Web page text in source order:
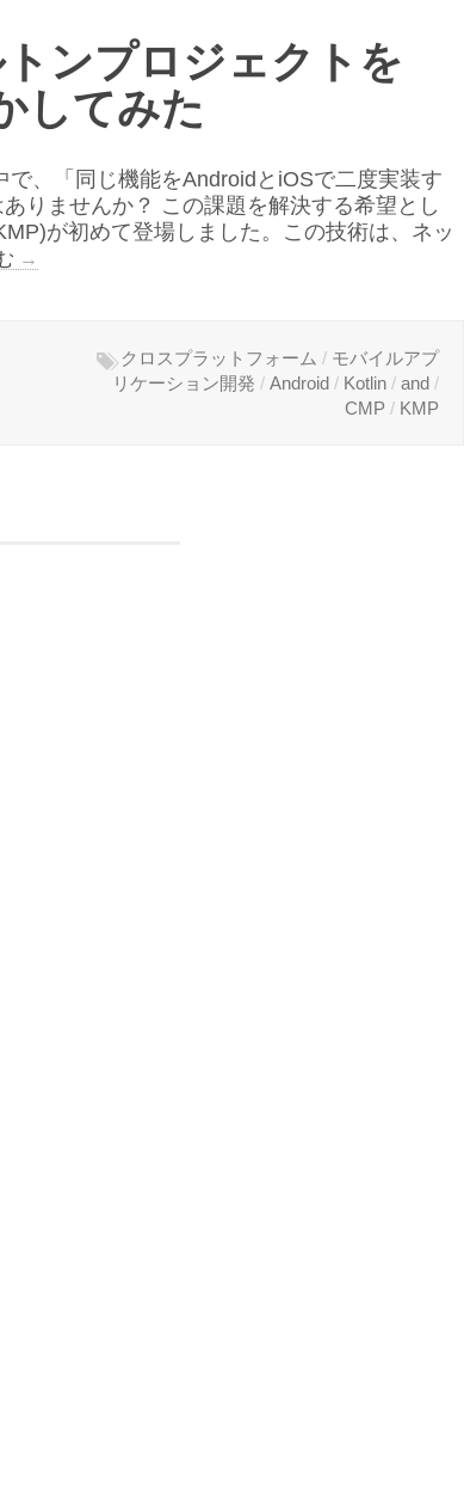
ンプロジェクトを
してみた
、「同じ機能をAndroidとiOSで二度実装す
りませんか？ この課題を解決する希望とし
が初めて登場しました。この技術は、ネッ
→
クロスプラットフォーム / モバイルアプ
リケーション開発 / Android / Kotlin / and /
CMP / KMP